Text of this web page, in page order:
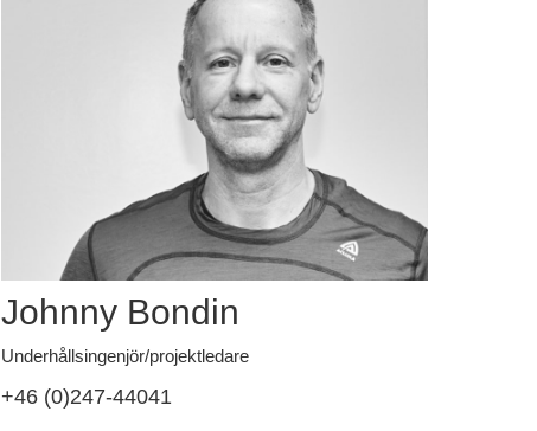
Johnny Bondin
Underhållsingenjör/projektledare
+46 (0)247-44041